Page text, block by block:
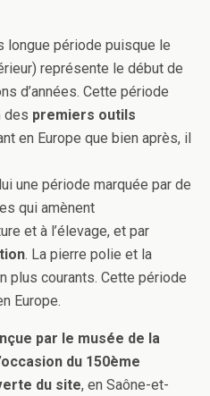
longue période puisque le
représente le début de
d’années. Cette période
des premiers outils
en Europe que bien après, il
une période marquée par de
qui amènent
et à l’élevage, et par
. La pierre polie et la
plus courants. Cette période
Europe.
par le musée de la
du 150ème
du site, en Saône-et-